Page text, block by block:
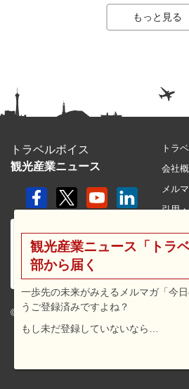
もっと見る
トラベルボイス
観光産業ニュース
© 2026 travel voice.
トラ
会社
メル
引用
利用
広告
観光産業ニュース「トラ
部から届く
一歩先の未来がみえるメルマガ「今
うご登録済みですよね？
もし未だ登録していないなら…